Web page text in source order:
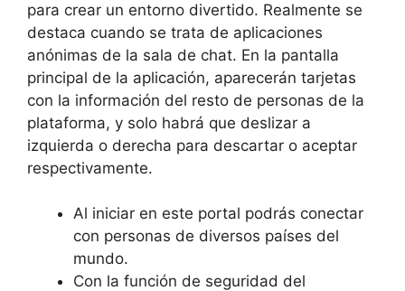
para crear un entorno divertido. Realmente se
destaca cuando se trata de aplicaciones
anónimas de la sala de chat. En la pantalla
principal de la aplicación, aparecerán tarjetas
con la información del resto de personas de la
plataforma, y solo habrá que deslizar a
izquierda o derecha para descartar o aceptar
respectivamente.
Al iniciar en este portal podrás conectar
con personas de diversos países del
mundo.
Con la función de seguridad del